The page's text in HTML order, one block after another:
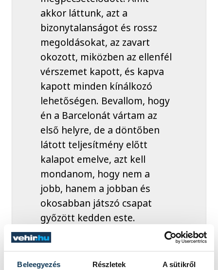
Beleegyezés Részletek A sütikről
akkor láttunk, azt a
bizonytalanságot és rossz
megoldásokat, az zavart
okozott, miközben az ellenfél
vérszemet kapott, és kapva
kapott minden kínálkozó
lehetőségen. Bevallom, hogy
én a Barcelonát vártam az
első helyre, de a döntőben
látott teljesítmény előtt
kalapot emelve, azt kell
mondanom, hogy nem a
jobb, hanem a jobban és
okosabban játszó csapat
győzött kedden este.
Gratulálok a Kiel
játékosainak, veszprémi
csapattársaimnak pedig azt